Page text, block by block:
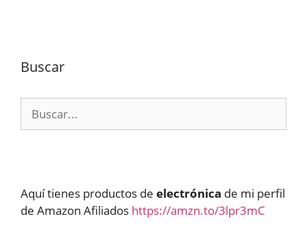
Buscar
Aquí tienes productos de electrónica de mi perfil
de Amazon Afiliados https://amzn.to/3lpr3mC